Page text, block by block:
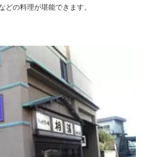
の料理が堪能できます。